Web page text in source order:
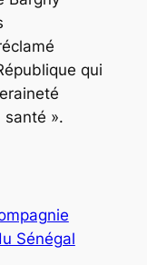
qui
».
Sénégal